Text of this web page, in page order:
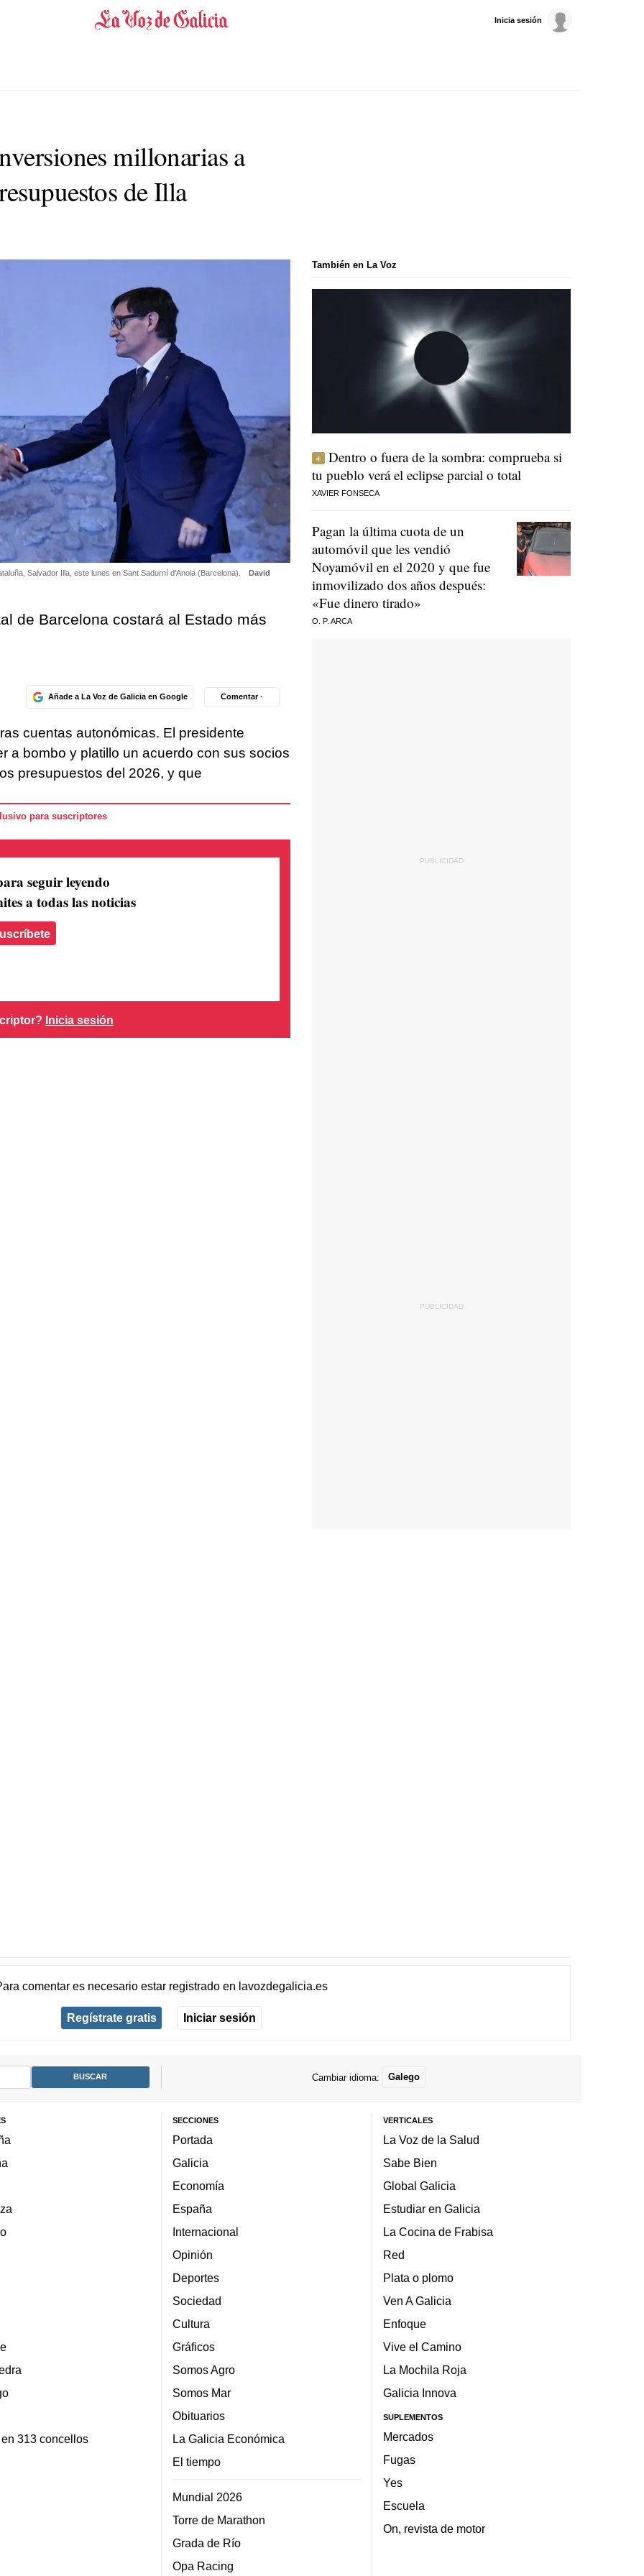
Inicia sesión
millonarias a
de Illa
Salvador Illa, este lunes en Sant Sadurní d'Anoia (Barcelona).
David
de Barcelona costará al Estado más
Añade a La Voz de Galicia en Google Comentar ·
cuentas autonómicas. El presidente
a bombo y platillo un acuerdo con sus socios
presupuestos del 2026, y que
para suscriptores
seguir leyendo
a todas las noticias
Inicia sesión
También en La Voz
Dentro o fuera de la sombra: comprueba si
tu pueblo verá el eclipse parcial o total
XAVIER FONSECA
Pagan la última cuota de un
automóvil que les vendió
Noyamóvil en el 2020 y que fue
inmovilizado dos años después:
«Fue dinero tirado»
O. P. ARCA
comentar es necesario estar registradoen lavozdegalicia.es
Regístrate gratis Iniciar sesión
Cambiar idioma: Galego
313 concellos
SECCIONES
Portada
Galicia
Economía
España
Internacional
Opinión
Deportes
Sociedad
Cultura
Gráficos
Somos Agro
Somos Mar
Obituarios
La Galicia Económica
El tiempo
Mundial 2026
Torre de Marathon
Grada de Río
Opa Racing
VERTICALES
La Voz de la Salud
Sabe Bien
Global Galicia
Estudiar en Galicia
La Cocina de Frabisa
Red
Plata o plomo
Ven A Galicia
Enfoque
Vive el Camino
La Mochila Roja
Galicia Innova
SUPLEMENTOS
Mercados
Fugas
Yes
Escuela
On, revista de motor